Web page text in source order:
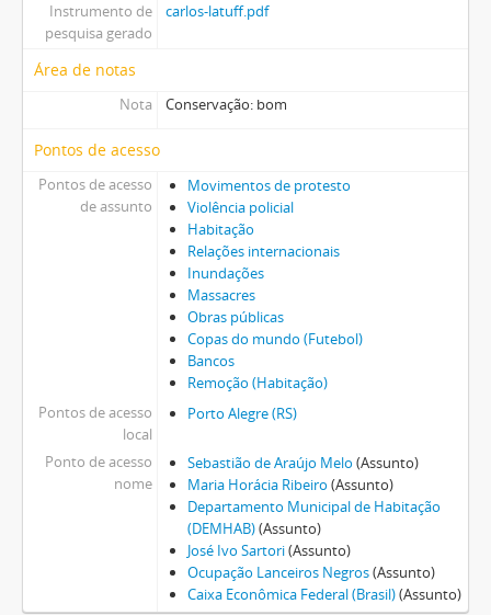
Instrumento de
pesquisa gerado
carlos-latuff.pdf
Área de notas
Nota Conservação: bom
Pontos de acesso
Pontos de acesso
de assunto
Movimentos de protesto
Violência policial
Habitação
Relações internacionais
Inundações
Massacres
Obras públicas
Copas do mundo (Futebol)
Bancos
Remoção (Habitação)
Pontos de acesso
local
Porto Alegre (RS)
Ponto de acesso
nome
Sebastião de Araújo Melo (Assunto)
Maria Horácia Ribeiro (Assunto)
Departamento Municipal de Habitação
(DEMHAB)(Assunto)
José Ivo Sartori(Assunto)
Ocupação Lanceiros Negros(Assunto)
Caixa Econômica Federal (Brasil)(Assunto)